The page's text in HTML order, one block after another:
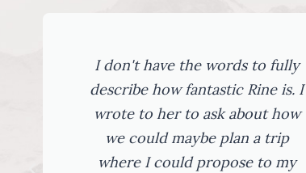
We rented e-bikes here and
followed the recommendation to
go to Veitastrond. We had a
really good day! What a beautiful
ride!